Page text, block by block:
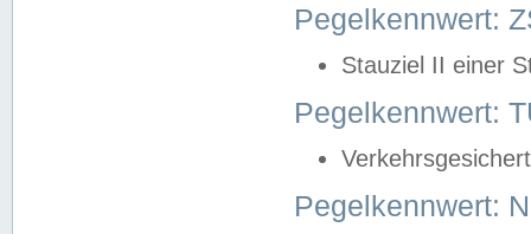
Pegelkennwert:
Stauziel II einer
Pegelkennwert:
Pegelkennwert: